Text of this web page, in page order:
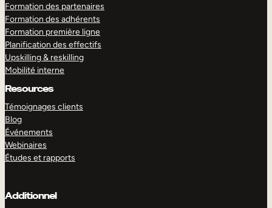
Formation des partenaires
Formation des adhérents
Formation première ligne
Planification des effectifs
Upskilling & reskilling
Mobilité interne
Resources
Témoignages clients
Blog
Événements
Webinaires
Études et rapports
Additionnel